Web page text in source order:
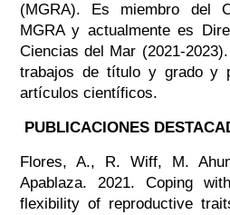
(MGRA). Es miembro del
MGRA y actualmente es
Ciencias del Mar (2021-
trabajos de título y grado y
artículos científicos.
PUBLICACIONES
Flores, A., R. Wiff, M.
Apablaza. 2021. Coping
flexibility of reproductive